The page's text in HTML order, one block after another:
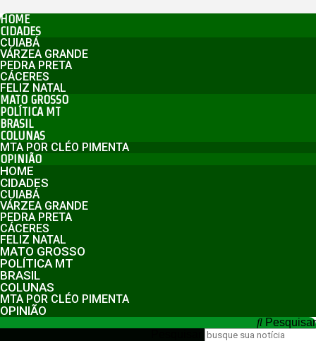
HOME
CIDADES
CUIABÁ
VÁRZEA GRANDE
PEDRA PRETA
CÁCERES
FELIZ NATAL
MATO GROSSO
POLÍTICA MT
BRASIL
COLUNAS
MTA POR CLÉO PIMENTA
OPINIÃO
HOME
CIDADES
CUIABÁ
VÁRZEA GRANDE
PEDRA PRETA
CÁCERES
FELIZ NATAL
MATO GROSSO
POLÍTICA MT
BRASIL
COLUNAS
MTA POR CLÉO PIMENTA
OPINIÃO
Pesquisar